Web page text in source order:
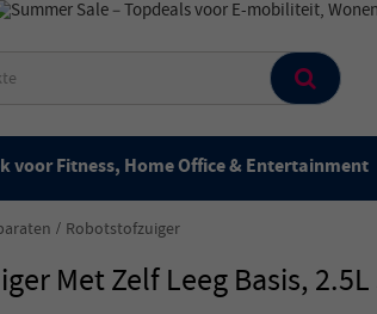
voor Fitness, Home Office & Entertainment
Robotstofzuiger
Met Zelf Leeg Basis,